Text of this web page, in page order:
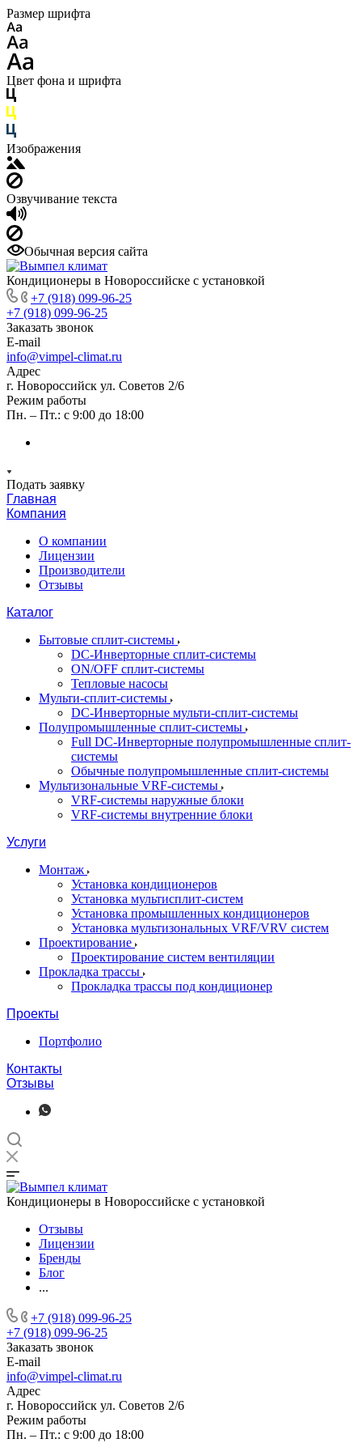
Размер шрифта
Цвет фона и шрифта
Изображения
Озвучивание текста
Обычная версия сайта
Кондиционеры в Новороссийске с установкой
+7 (918) 099-96-25
+7 (918) 099-96-25
Заказать звонок
E-mail
info@vimpel-climat.ru
Адрес
г. Новороссийск ул. Советов 2/6
Режим работы
Пн. – Пт.: с 9:00 до 18:00
Подать заявку
Главная
Компания
О компании
Лицензии
Производители
Отзывы
Каталог
Бытовые сплит-системы
DC-Инверторные сплит-системы
ON/OFF сплит-системы
Тепловые насосы
Мульти-сплит-системы
DC-Инверторные мульти-сплит-системы
Полупромышленные сплит-системы
Full DC-Инверторные полупромышленные сплит-
системы
Обычные полупромышленные сплит-системы
Мультизональные VRF-системы
VRF-системы наружные блоки
VRF-системы внутренние блоки
Услуги
Монтаж
Установка кондиционеров
Установка мультисплит-систем
Установка промышленных кондиционеров
Установка мультизональных VRF/VRV систем
Проектирование
Проектирование систем вентиляции
Прокладка трассы
Прокладка трассы под кондиционер
Проекты
Портфолио
Контакты
Отзывы
Кондиционеры в Новороссийске с установкой
Отзывы
Лицензии
Бренды
Блог
...
+7 (918) 099-96-25
+7 (918) 099-96-25
Заказать звонок
E-mail
info@vimpel-climat.ru
Адрес
г. Новороссийск ул. Советов 2/6
Режим работы
Пн. – Пт.: с 9:00 до 18:00